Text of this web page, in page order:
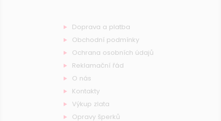
Doprava a platba
Obchodní podmínky
Ochrana osobních údajů
Reklamační řád
O nás
Kontakty
Výkup zlata
Opravy šperků